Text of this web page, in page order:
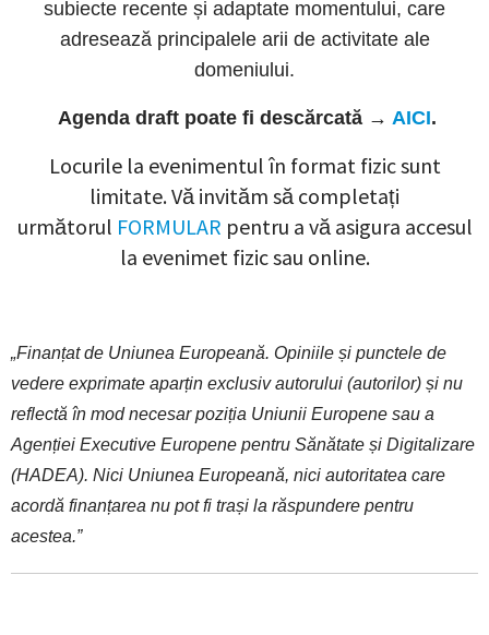
subiecte recente și adaptate momentului, care
adresează principalele arii de activitate ale
domeniului.
Agenda draft poate fi descărcată → AICI.
Locurile la evenimentul în format fizic sunt
limitate. Vă invităm să completați
următorul FORMULAR pentru a vă asigura accesul
la evenimet fizic sau online.
„Finanțat de Uniunea Europeană. Opiniile și punctele de
vedere exprimate aparțin exclusiv autorului (autorilor) și nu
reflectă în mod necesar poziția Uniunii Europene sau a
Agenției Executive Europene pentru Sănătate și Digitalizare
(HADEA). Nici Uniunea Europeană, nici autoritatea care
acordă finanțarea nu pot fi trași la răspundere pentru
acestea.”